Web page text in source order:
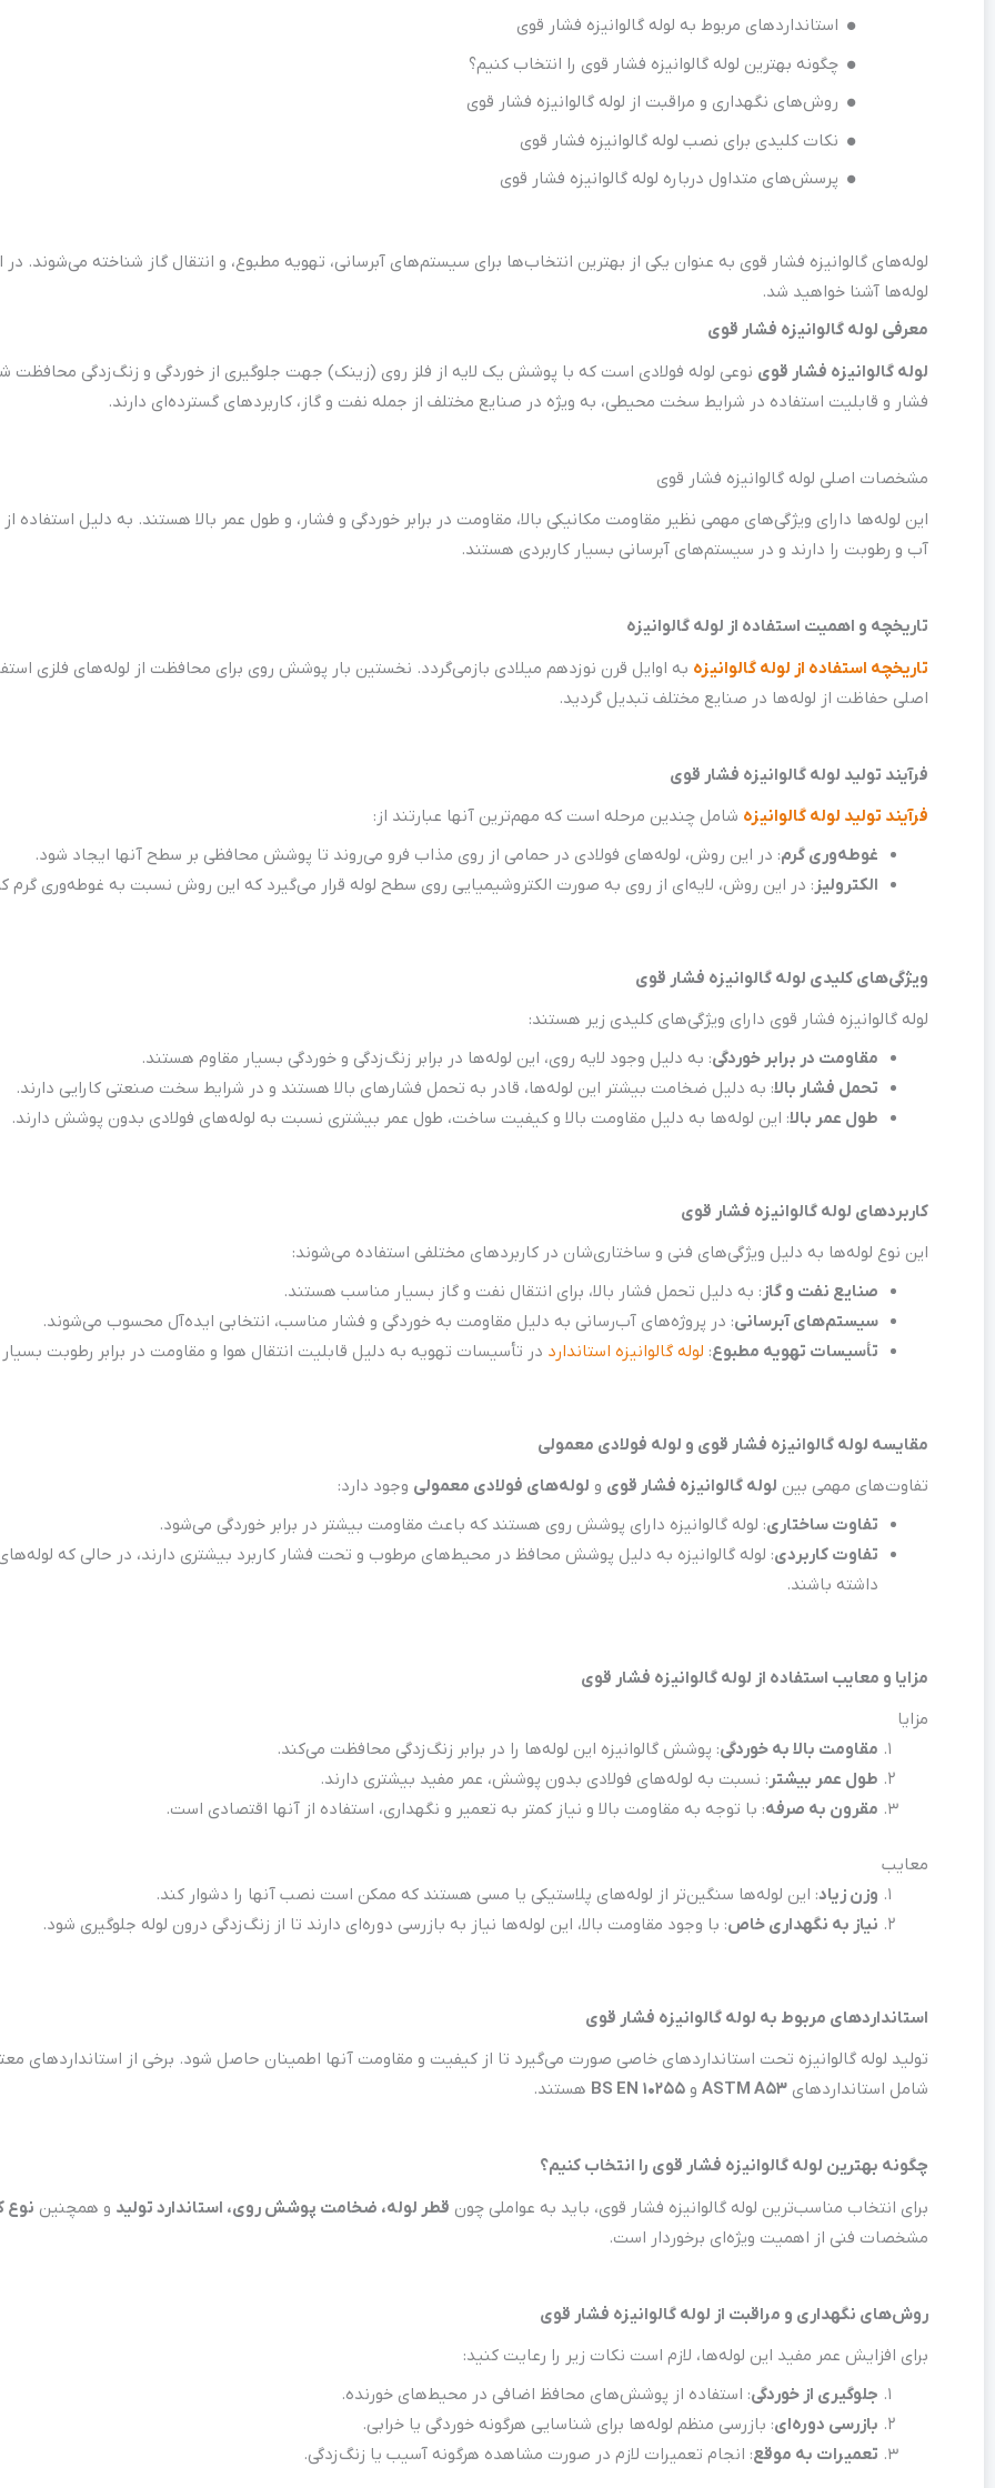
استانداردهای مربوط به لوله گالوانیزه فشار قوی
چگونه بهترین لوله گالوانیزه فشار قوی را انتخاب کنیم؟
روش‌های نگهداری و مراقبت از لوله گالوانیزه فشار قوی
نکات کلیدی برای نصب لوله گالوانیزه فشار قوی
پرسش‌های متداول درباره لوله گالوانیزه فشار قوی
لوله‌های گالوانیزه فشار قوی به عنوان یکی از بهترین انتخاب‌ها برای سیستم‌های آبرسانی، تهویه مطبوع، و انتقال گاز شناخته می‌شوند. در
لوله‌ها آشنا خواهید شد.
معرفی لوله گالوانیزه فشار قوی
لوله گالوانیزه فشار قوی نوعی لوله فولادی است که با پوشش یک لایه از فلز روی (زینک) جهت جلوگیری از خوردگی و زنگ‌زدگی محافظت
فشار و قابلیت استفاده در شرایط سخت محیطی، به ویژه در صنایع مختلف از جمله نفت و گاز، کاربردهای گسترده‌ای دارند.
مشخصات اصلی لوله گالوانیزه فشار قوی
این لوله‌ها دارای ویژگی‌های مهمی نظیر مقاومت مکانیکی بالا، مقاومت در برابر خوردگی و فشار، و طول عمر بالا هستند. به دلیل استفاده از
آب و رطوبت را دارند و در سیستم‌های آبرسانی بسیار کاربردی هستند.
تاریخچه و اهمیت استفاده از لوله گالوانیزه
تاریخچه استفاده از لوله گالوانیزه به اوایل قرن نوزدهم میلادی بازمی‌گردد. نخستین بار پوشش روی برای محافظت از لوله‌های فلزی
اصلی حفاظت از لوله‌ها در صنایع مختلف تبدیل گردید.
فرآیند تولید لوله گالوانیزه فشار قوی
فرآیند تولید لوله گالوانیزه شامل چندین مرحله است که مهم‌ترین آنها عبارتند از:
غوطه‌وری گرم: در این روش، لوله‌های فولادی در حمامی از روی مذاب فرو می‌روند تا پوشش محافظی بر سطح آنها ایجاد شود.
الکترولیز : در این روش، لایه‌ای از روی به صورت الکتروشیمیایی روی سطح لوله قرار می‌گیرد که این روش نسبت به غوطه‌وری گرم
ویژگی‌های کلیدی لوله گالوانیزه فشار قوی
لوله گالوانیزه فشار قوی دارای ویژگی‌های کلیدی زیر هستند:
مقاومت در برابر خوردگی: به دلیل وجود لایه روی، این لوله‌ها در برابر زنگ‌زدگی و خوردگی بسیار مقاوم هستند.
تحمل فشار بالا: به دلیل ضخامت بیشتر این لوله‌ها، قادر به تحمل فشارهای بالا هستند و در شرایط سخت صنعتی کارایی دارند.
طول عمر بالا: این لوله‌ها به دلیل مقاومت بالا و کیفیت ساخت، طول عمر بیشتری نسبت به لوله‌های فولادی بدون پوشش دارند.
کاربردهای لوله گالوانیزه فشار قوی
این نوع لوله‌ها به دلیل ویژگی‌های فنی و ساختاری‌شان در کاربردهای مختلفی استفاده می‌شوند:
صنایع نفت و گاز : به دلیل تحمل فشار بالا، برای انتقال نفت و گاز بسیار مناسب هستند.
سیستم‌های آبرسانی: در پروژه‌های آب‌رسانی به دلیل مقاومت به خوردگی و فشار مناسب، انتخابی ایده‌آل محسوب می‌شوند.
تأسیسات تهویه مطبوع: لوله گالوانیزه استاندارد در تأسیسات تهویه به دلیل قابلیت انتقال هوا و مقاومت در برابر رطوبت
مقایسه لوله گالوانیزه فشار قوی و لوله فولادی معمولی
تفاوت‌های مهمی بین لوله گالوانیزه فشار قوی و لوله‌های فولادی معمولی وجود دارد:
تفاوت ساختاری: لوله گالوانیزه دارای پوشش روی هستند که باعث مقاومت بیشتر در برابر خوردگی می‌شود.
تفاوت کاربردی: لوله گالوانیزه به دلیل پوشش محافظ در محیط‌های مرطوب و تحت فشار کاربرد بیشتری دارند، در حالی که
داشته باشند.
مزایا و معایب استفاده از لوله گالوانیزه فشار قوی
مزایا
مقاومت بالا به خوردگی: پوشش گالوانیزه این لوله‌ها را در برابر زنگ‌زدگی محافظت می‌کند.
طول عمر بیشتر: نسبت به لوله‌های فولادی بدون پوشش، عمر مفید بیشتری دارند.
مقرون به صرفه: با توجه به مقاومت بالا و نیاز کمتر به تعمیر و نگهداری، استفاده از آنها اقتصادی است.
معایب
وزن زیاد: این لوله‌ها سنگین‌تر از لوله‌های پلاستیکی یا مسی هستند که ممکن است نصب آنها را دشوار کند.
نیاز به نگهداری خاص: با وجود مقاومت بالا، این لوله‌ها نیاز به بازرسی دوره‌ای دارند تا از زنگ‌زدگی درون لوله جلوگیری شود.
استانداردهای مربوط به لوله گالوانیزه فشار قوی
تولید لوله گالوانیزه تحت استانداردهای خاصی صورت می‌گیرد تا از کیفیت و مقاومت آنها اطمینان حاصل شود. برخی از استانداردهای
شامل استانداردهای ASTM A53 و BS EN 10255 هستند.
چگونه بهترین لوله گالوانیزه فشار قوی را انتخاب کنیم؟
برای انتخاب مناسب‌ترین لوله گالوانیزه فشار قوی، باید به عواملی چون قطر لوله، ضخامت پوشش روی، استاندارد تولید و همچنین نوع
مشخصات فنی از اهمیت ویژه‌ای برخوردار است.
روش‌های نگهداری و مراقبت از لوله گالوانیزه فشار قوی
برای افزایش عمر مفید این لوله‌ها، لازم است نکات زیر را رعایت کنید:
جلوگیری از خوردگی: استفاده از پوشش‌های محافظ اضافی در محیط‌های خورنده.
بازرسی دوره‌ای: بازرسی منظم لوله‌ها برای شناسایی هرگونه خوردگی یا خرابی.
تعمیرات به موقع: انجام تعمیرات لازم در صورت مشاهده هرگونه آسیب یا زنگ‌زدگی.